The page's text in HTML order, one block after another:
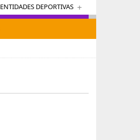
ENTIDADES DEPORTIVAS +